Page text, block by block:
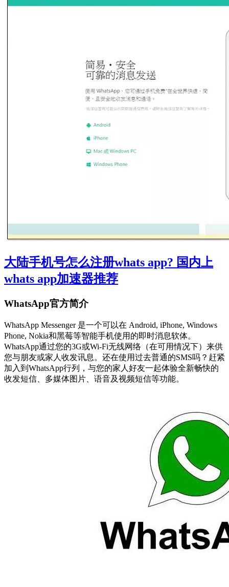
大陆手机号怎么注册whats app? 国内上
whats app加速器推荐
WhatsApp官方简介
WhatsApp Messenger 是一个可以在 Android, iPhone, Windows
Phone, Nokia和黑莓等智能手机使用的即时消息软体。
WhatsApp通过您的3G或Wi-Fi无线网络（在可用情况下）来供
您与朋友或家人收发讯息。还在使用过去普通的SMS吗？赶紧
加入到WhatsApp行列，与您的家人好友一起体验全新畅快的
收发短信、多媒体图片、语音及视频短信等功能。